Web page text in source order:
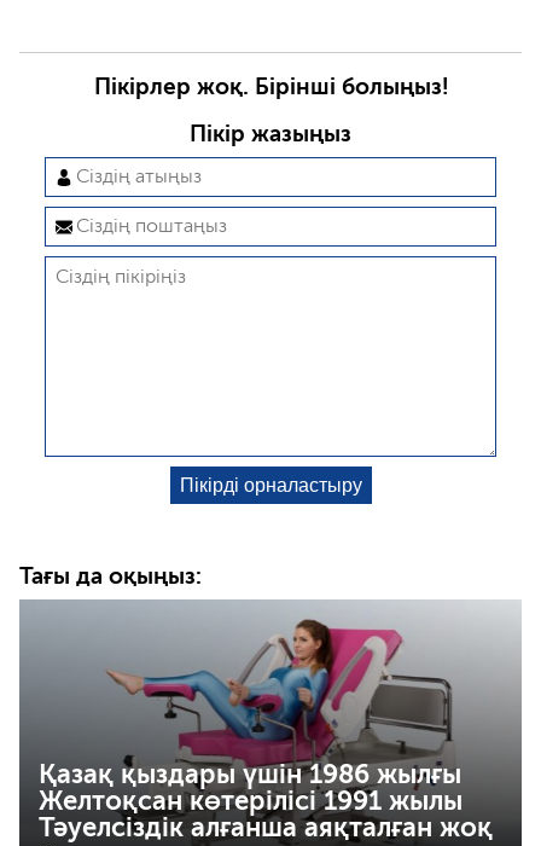
Пікірлер жоқ. Бірінші болыңыз!
Пікір жазыңыз
Тағы да оқыңыз:
Қазақ қыздары үшін 1986 жылғы
Желтоқсан көтерілісі 1991 жылы
Тәуелсіздік алғанша аяқталған жоқ